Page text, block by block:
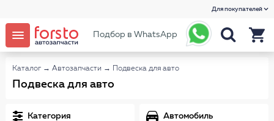
Для покупателей
Подбор в WhatsApp
Каталог → Автозапчасти → Подвеска для авто
Подвеска для авто
Категория Автомобиль